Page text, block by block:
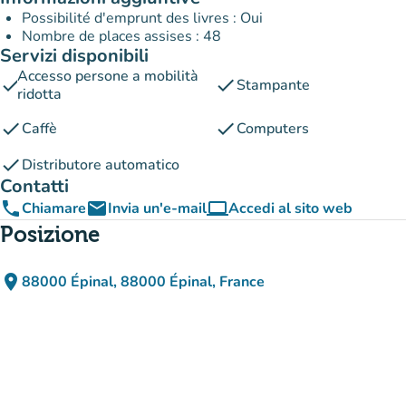
Possibilité d'emprunt des livres : Oui
Nombre de places assises : 48
Servizi disponibili
checkAccesso persone a mobilità
ridotta
checkStampante
checkCaffè checkComputers
checkDistributore automatico
Contatti
phoneChiamareemailInvia un'e-mailcomputerAccedi al sito web
(nuova scheda)
Posizione
place 88000 Épinal, 88000 Épinal, France
(apri in Google Maps)
(nuova scheda)